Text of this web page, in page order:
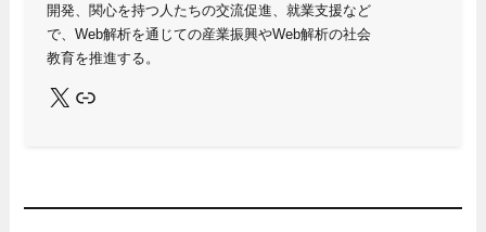
開発、関心を持つ人たちの交流促進、就業支援など
で、Web解析を通じての産業振興やWeb解析の社会
教育を推進する。
X Link